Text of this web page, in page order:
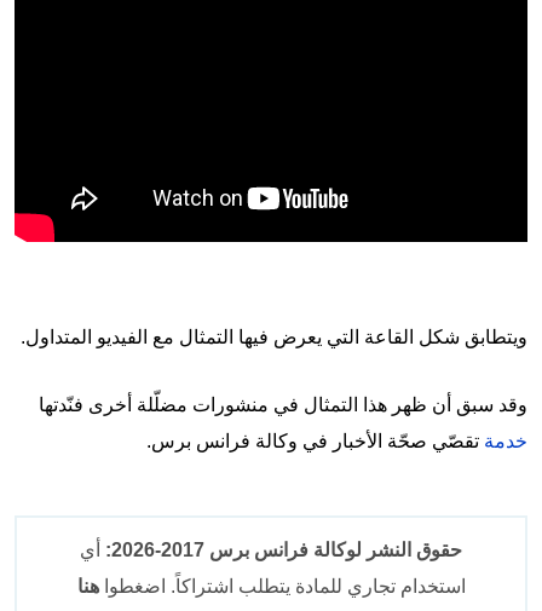
ويتطابق شكل القاعة التي يعرض فيها التمثال مع الفيديو المتداول.
وقد سبق أن ظهر هذا التمثال في منشورات مضلّلة أخرى فنّدتها
خدمة تقصّي صحّة الأخبار في وكالة فرانس برس.
حقوق النشر لوكالة فرانس برس 2017-2026:
أي
استخدام تجاري للمادة يتطلب اشتراكاً. اضغطواهنا